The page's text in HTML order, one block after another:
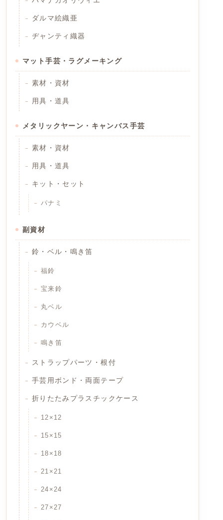
ダルマ絵織亜
ヂャンティ織器
マット手芸・ラグメーキング
素材・資材
用具・道具
メタリックヤーン・キャンバス手芸
素材・資材
用具・道具
キット・セット
パナミ
副資材
鈴・ベル・鳴き笛
福鈴
宝来鈴
丸ベル
カウベル
鳴き笛
ストラップパーツ・根付
手芸用ボンド・両面テープ
折りたたみプラスチックケース
12×12
15×15
18×18
21×21
24×24
27×27